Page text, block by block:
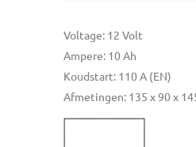
Voltage: 12 Volt
Ampere: 10 Ah
Koudstart: 110 A (EN)
Afmetingen: 135 x 90 x